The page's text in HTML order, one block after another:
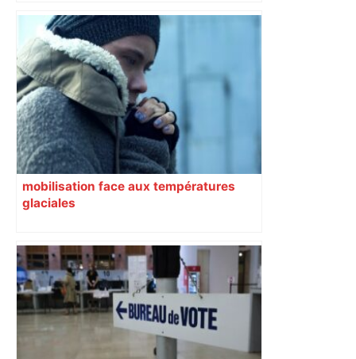
mobilisation face aux températures
glaciales